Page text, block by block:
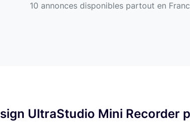
10 annonces disponibles partout en
UltraStudio Mini Recorder